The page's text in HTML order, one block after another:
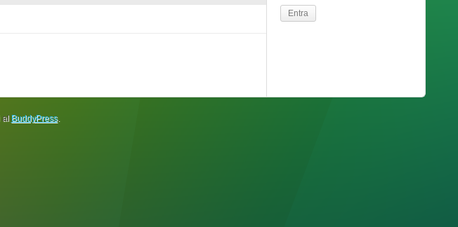
BuddyPress.